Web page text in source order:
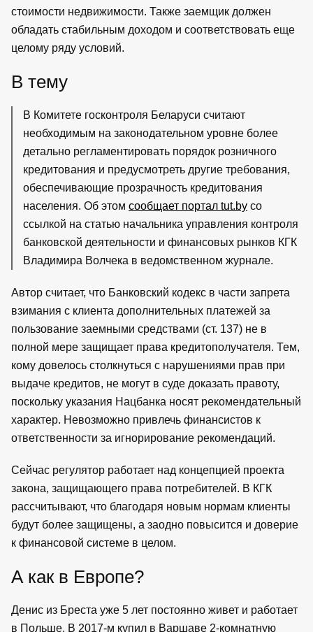
стоимости недвижимости. Также заемщик должен
обладать стабильным доходом и соответствовать еще
целому ряду условий.
В тему
В Комитете госконтроля Беларуси считают
необходимым на законодательном уровне более
детально регламентировать порядок розничного
кредитования и предусмотреть другие требования,
обеспечивающие прозрачность кредитования
населения. Об этом сообщает портал tut.by со
ссылкой на статью начальника управления контроля
банковской деятельности и финансовых рынков КГК
Владимира Волчека в ведомственном журнале.
Автор считает, что Банковский кодекс в части запрета
взимания с клиента дополнительных платежей за
пользование заемными средствами (ст. 137) не в
полной мере защищает права кредитополучателя. Тем,
кому довелось столкнуться с нарушениями прав при
выдаче кредитов, не могут в суде доказать правоту,
поскольку указания Нацбанка носят рекомендательный
характер. Невозможно привлечь финансистов к
ответственности за игнорирование рекомендаций.
Сейчас регулятор работает над концепцией проекта
закона, защищающего права потребителей. В КГК
рассчитывают, что благодаря новым нормам клиенты
будут более защищены, а заодно повысится и доверие
к финансовой системе в целом.
А как в Европе?
Денис из Бреста уже 5 лет постоянно живет и работает
в Польше. В 2017-м купил в Варшаве 2-комнатную